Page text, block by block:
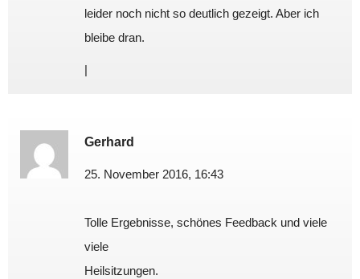
leider noch nicht so deutlich gezeigt. Aber ich
bleibe dran.
|
Gerhard
25. November 2016, 16:43
Tolle Ergebnisse, schönes Feedback und viele
viele
Heilsitzungen.